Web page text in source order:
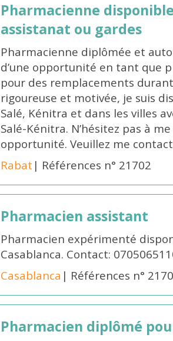
Pharmacienne
assistanat ou gardes
Pharmacienne diplômée et
d’une opportunité en tant que
pour des remplacements
rigoureuse et motivée, je suis
Salé, Kénitra et dans les villes
Salé-Kénitra. N’hésitez pas à
opportunité. Veuillez me
Rabat | Références n° 21702
Pharmacien assistant
Pharmacien expérimenté
Casablanca. Contact:
Casablanca | Références n°
Pharmacien diplômé